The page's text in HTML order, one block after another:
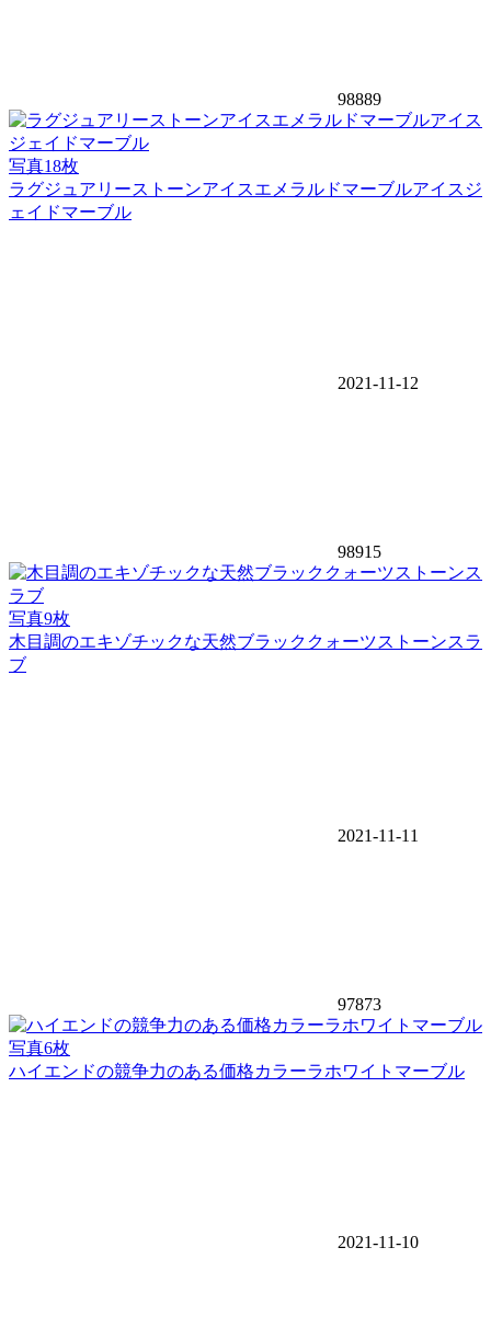
98889
写真18枚
ラグジュアリーストーンアイスエメラルドマーブルアイスジ
ェイドマーブル
2021-11-12
98915
写真9枚
木目調のエキゾチックな天然ブラッククォーツストーンスラ
ブ
2021-11-11
97873
写真6枚
ハイエンドの競争力のある価格カラーラホワイトマーブル
2021-11-10